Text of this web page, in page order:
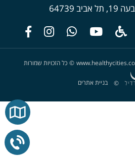
64739
© כל הזכויות שמורות
© בניית אתרים